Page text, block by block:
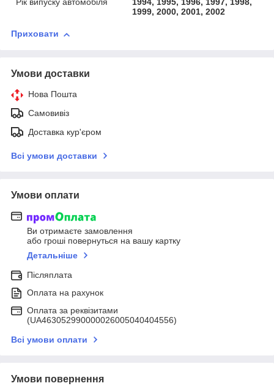
Рік випуску автомобіля
1994, 1995, 1996, 1997, 1998,
1999, 2000, 2001, 2002
Приховати
Умови доставки
Нова Пошта
Самовивіз
Доставка кур'єром
Всі умови доставки
Умови оплати
Ви отримаєте замовлення
або гроші повернуться на вашу картку
Детальніше
Післяплата
Оплата на рахунок
Оплата за реквізитами
(UA463052990000026005040404556)
Всі умови оплати
Умови повернення